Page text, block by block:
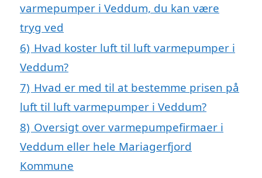
varmepumper i Veddum, du kan være
tryg ved
6) Hvad koster luft til luft varmepumper i
Veddum?
7) Hvad er med til at bestemme prisen på
luft til luft varmepumper i Veddum?
8) Oversigt over varmepumpefirmaer i
Veddum eller hele Mariagerfjord
Kommune